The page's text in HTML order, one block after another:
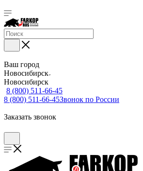
Ваш город
Новосибирск
Новосибирск
8 (800) 511-66-45
8 (800) 511-66-45Звонок по России
Заказать звонок